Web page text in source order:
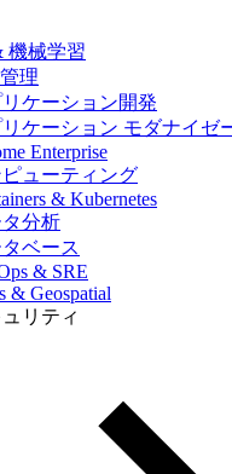
機械学習
理
ケーション開発
ケーション モダナイゼ
Enterprise
ピューティング
& Kubernetes
分析
ベース
& SRE
& Geospatial
リティ